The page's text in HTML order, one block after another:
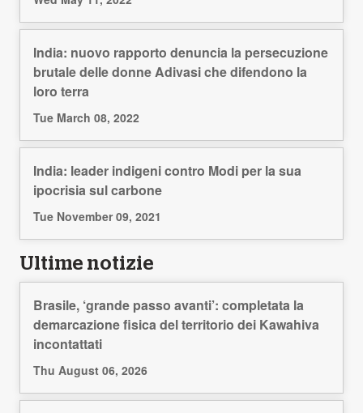
India: nuovo rapporto denuncia la persecuzione
brutale delle donne Adivasi che difendono la
loro terra
Tue March 08, 2022
India: leader indigeni contro Modi per la sua
ipocrisia sul carbone
Tue November 09, 2021
Ultime notizie
Brasile, ‘grande passo avanti’: completata la
demarcazione fisica del territorio dei Kawahiva
incontattati
Thu August 06, 2026